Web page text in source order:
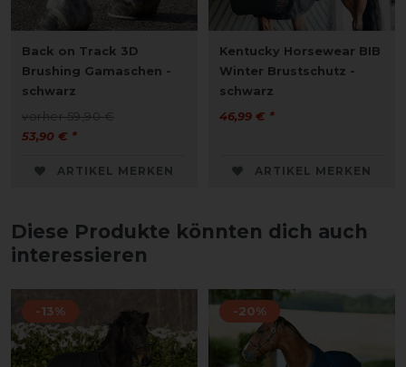
Back on Track 3D
Brushing Gamaschen -
schwarz
vorher 59,90 €
53,90 € *
ARTIKEL MERKEN
Kentucky Horsewear BIB
Winter Brustschutz -
schwarz
46,99 € *
ARTIKEL MERKEN
Diese Produkte könnten dich auch
interessieren
-13% -20%